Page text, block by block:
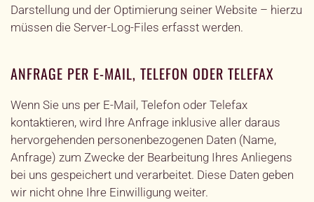
Darstellung und der Optimierung seiner Website – hierzu
müssen die Server-Log-Files erfasst werden.
ANFRAGE PER E-MAIL, TELEFON ODER TELEFAX
Wenn Sie uns per E-Mail, Telefon oder Telefax
kontaktieren, wird Ihre Anfrage inklusive aller daraus
hervorgehenden personenbezogenen Daten (Name,
Anfrage) zum Zwecke der Bearbeitung Ihres Anliegens
bei uns gespeichert und verarbeitet. Diese Daten geben
wir nicht ohne Ihre Einwilligung weiter.